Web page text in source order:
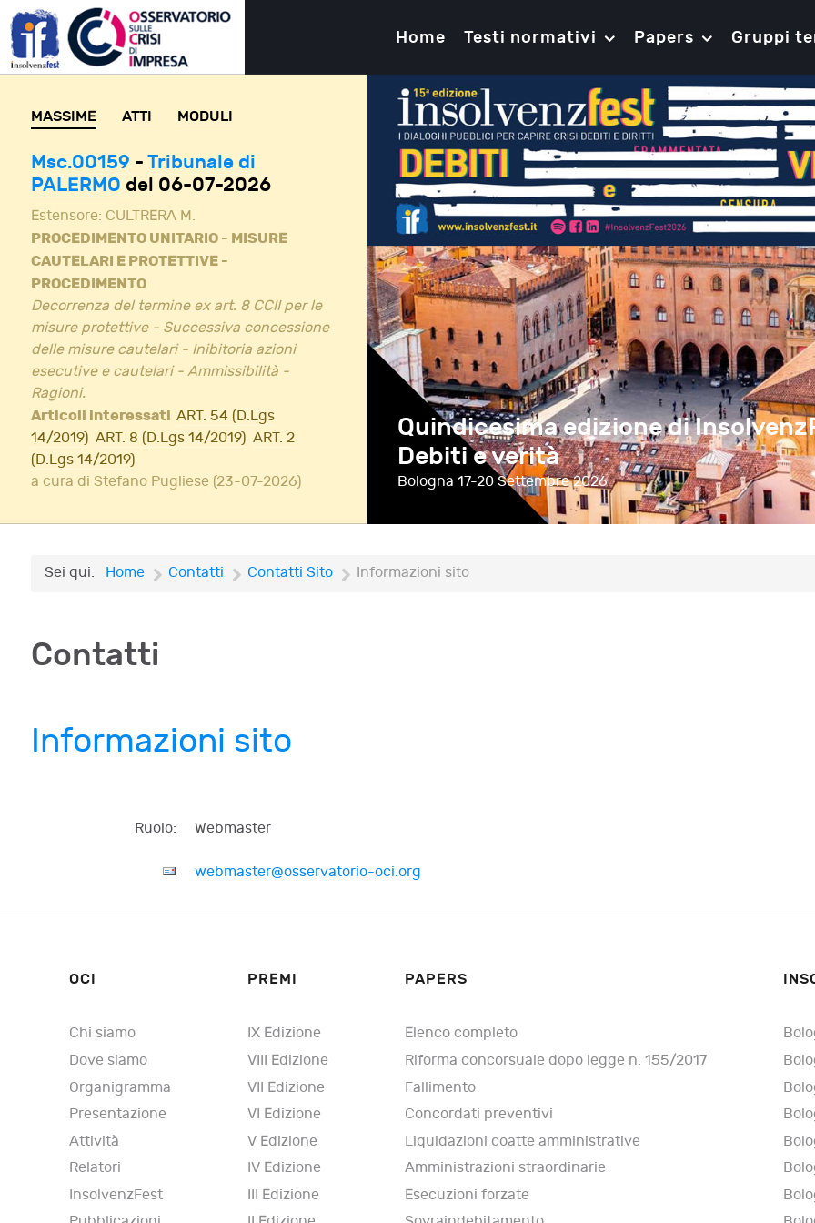
Home Testi normativi Papers Gruppi
MASSIME ATTI MODULI
Msc.00159 - Tribunale di
PALERMO del 06-07-2026
Estensore: CULTRERA M.
PROCEDIMENTO UNITARIO - MISURE
CAUTELARI E PROTETTIVE -
PROCEDIMENTO
Decorrenza del termine ex art. 8 CCII per le
misure protettive - Successiva concessione
delle misure cautelari - Inibitoria azioni
esecutive e cautelari - Ammissibilità -
Ragioni.
Articoli interessati ART. 54 (D.Lgs
14/2019) ART. 8 (D.Lgs 14/2019) ART. 2
(D.Lgs 14/2019)
a cura di Stefano Pugliese (23-07-2026)
Quindicesima edizione di
Debiti e verità
Bologna 17-20 Settembre 2026
Sei qui: Home Contatti Contatti Sito Informazioni sito
Contatti
Informazioni sito
Ruolo: Webmaster
webmaster@osservatorio-oci.org
OCI
Chi siamo
Dove siamo
Organigramma
Presentazione
Attività
Relatori
InsolvenzFest
PREMI
IX Edizione
VIII Edizione
VII Edizione
VI Edizione
V Edizione
IV Edizione
III Edizione
PAPERS
Elenco completo
Riforma concorsuale dopo legge n. 155/2017
Fallimento
Concordati preventivi
Liquidazioni coatte amministrative
Amministrazioni straordinarie
Esecuzioni forzate